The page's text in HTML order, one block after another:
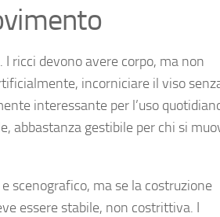
ricci devono avere corpo, ma non
incorniciare il viso
interessante per l’uso
abbastanza gestibile per chi si
scenografico, ma se la costruzione
essere stabile, non costrittiva. I